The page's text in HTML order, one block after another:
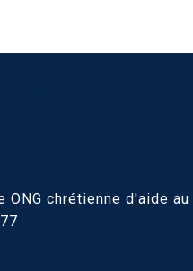
chrétienne d'aide au